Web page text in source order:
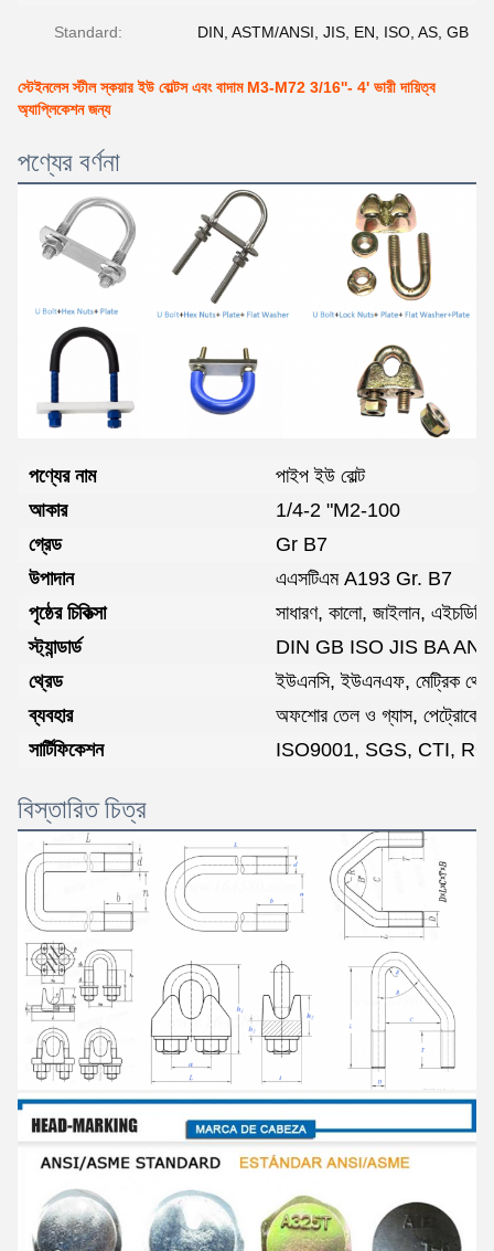
Standard: DIN, ASTM/ANSI, JIS, EN, ISO, AS, GB
স্টেইনলেস স্টীল স্কয়ার ইউ বোল্টস এবং বাদাম M3-M72 3/16''- 4' ভারী দায়িত্ব
অ্যাপ্লিকেশন জন্য
পণ্যের বর্ণনা
পণ্যের নাম
পাইপ ইউ বোল্ট
আকার
1/4-2 "M2-100
গ্রেড
Gr B7
উপাদান
এএসটিএম A193 Gr. B7
পৃষ্ঠের চিকিত্সা
সাধারণ, কালো, জাইলান, এইচডিজি,
স্ট্যান্ডার্ড
DIN GB ISO JIS BA
থ্রেড
ইউএনসি, ইউএনএফ, মেট্রিক
ব্যবহার
অফশোর তেল ও গ্যাস,
সার্টিফিকেশন
ISO9001, SGS, CTI,
বিস্তারিত চিত্র